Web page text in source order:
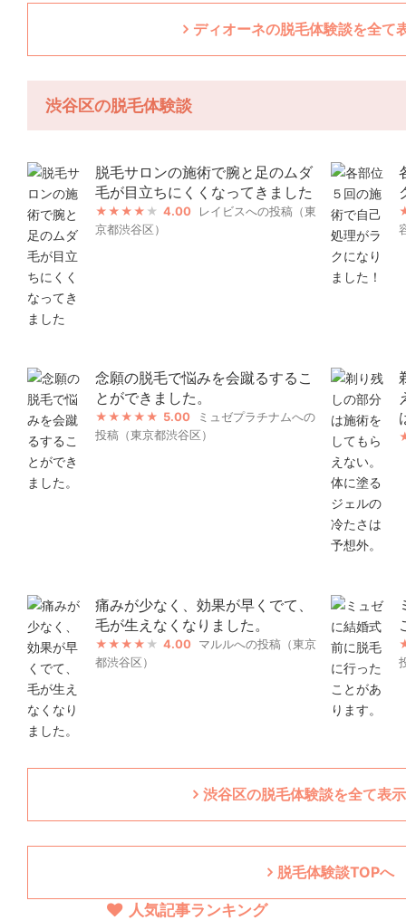
ディオーネの脱毛体験談を全て
渋谷区の脱毛体験談
脱毛サロンの施術で腕と足のムダ
毛が目立ちにくくなってきました
4.00
レイビスへの投稿（東
京都渋谷区）
念願の脱毛で悩みを会蹴るするこ
とができました。
5.00
ミュゼプラチナムへの
投稿（東京都渋谷区）
痛みが少なく、効果が早くでて、
毛が生えなくなりました。
4.00 マルルへの投稿（東京
都渋谷区）
渋谷区の脱毛体験談を全て表
脱毛体験談TOPへ
人気記事ランキング